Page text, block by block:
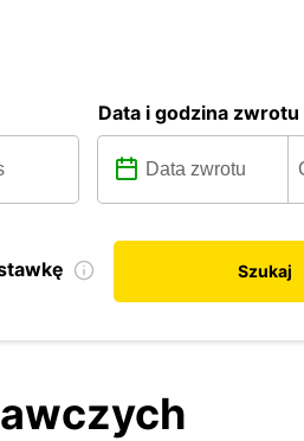
Data i godzina zwrotu
Szukaj